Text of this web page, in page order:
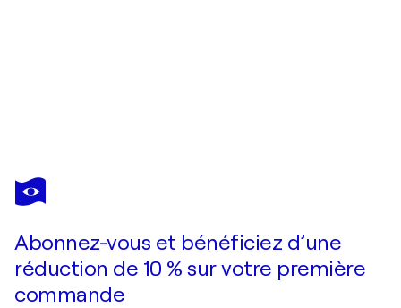
SUZUKI HARUNOBU
La voyageuse, Lithographie érotique japonaise
Abonnez-vous et bénéficiez d’une
réduction de 10 % sur votre première
commande